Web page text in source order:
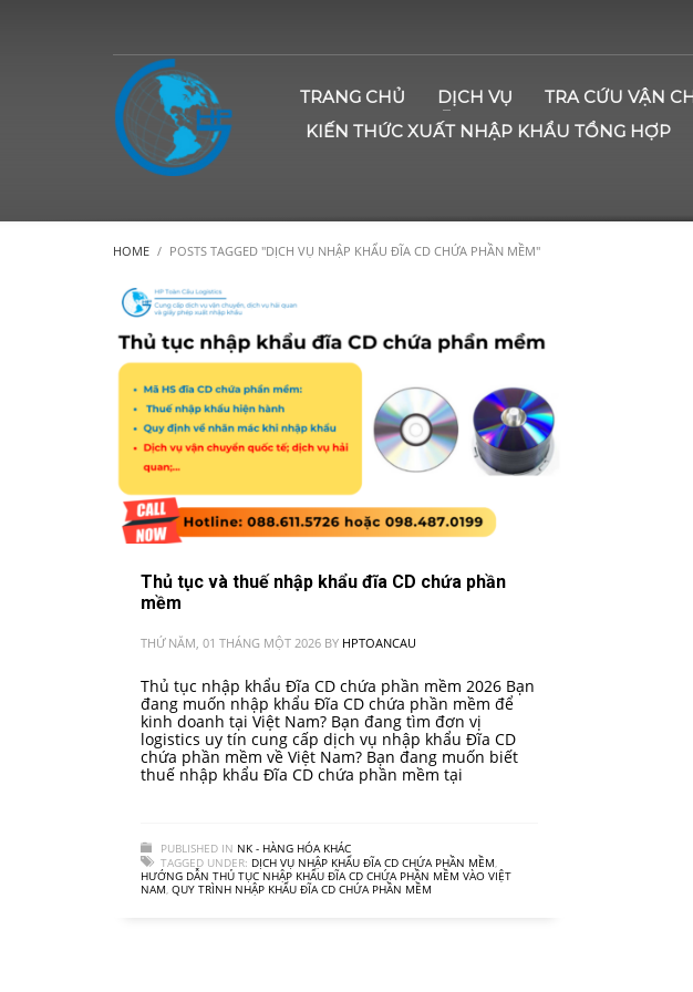
TRANG CHỦ DỊCH VỤ
TRA CỨU VẬN
KIẾN THỨC XUẤT NHẬP KHẨU TỔNG HỢP
HOME POSTS TAGGED "DỊCH VỤ NHẬP KHẨU ĐĨA CD CHỨA PHẦN MỀM"
Thủ tục và thuế nhập khẩu đĩa CD chứa phần
mềm
THỨ NĂM, 01 THÁNG MỘT 2026 BY HPTOANCAU
Thủ tục nhập khẩu Đĩa CD chứa phần mềm 2026 Bạn
đang muốn nhập khẩu Đĩa CD chứa phần mềm để
kinh doanh tại Việt Nam? Bạn đang tìm đơn vị
logistics uy tín cung cấp dịch vụ nhập khẩu Đĩa CD
chứa phần mềm về Việt Nam? Bạn đang muốn biết
thuế nhập khẩu Đĩa CD chứa phần mềm tại
PUBLISHED IN NK - HÀNG HÓA KHÁC
TAGGED UNDER: DỊCH VỤ NHẬP KHẨU ĐĨA CD CHỨA PHẦN MỀM,
HƯỚNG DẪN THỦ TỤC NHẬP KHẨU ĐĨA CD CHỨA PHẦN MỀM VÀO VIỆT
NAM, QUY TRÌNH NHẬP KHẨU ĐĨA CD CHỨA PHẦN MỀM